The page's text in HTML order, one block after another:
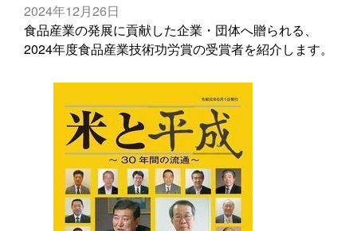
2024年12月26日
食品産業の発展に貢献した企業・団体へ贈られる、
2024年度食品産業技術功労賞の受賞者を紹介します。